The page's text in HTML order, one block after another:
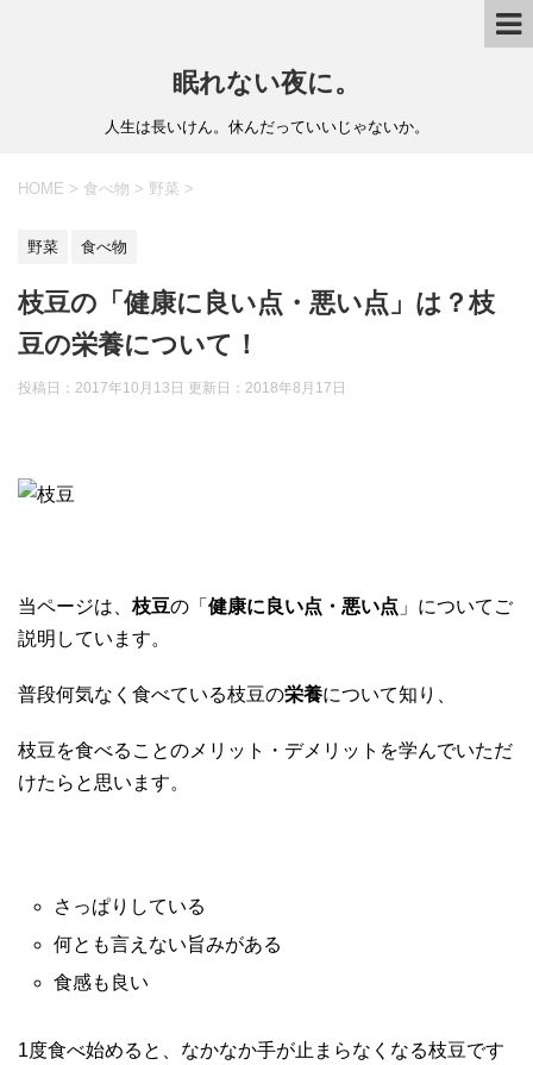
眠れない夜に。
人生は長いけん。休んだっていいじゃないか。
HOME > 食べ物 > 野菜 >
野菜 食べ物
枝豆の「健康に良い点・悪い点」は？枝
豆の栄養について！
投稿日：2017年10月13日 更新日： 2018年8月17日
当ページは、 枝豆の「 健康に良い点・悪い点 」についてご
説明しています。
普段何気なく食べている枝豆の栄養について知り、
枝豆を食べることのメリット・デメリットを学んでいただ
けたらと思います。
さっぱりしている
何とも言えない旨みがある
食感も良い
1度食べ始めると、なかなか手が止まらなくなる枝豆です